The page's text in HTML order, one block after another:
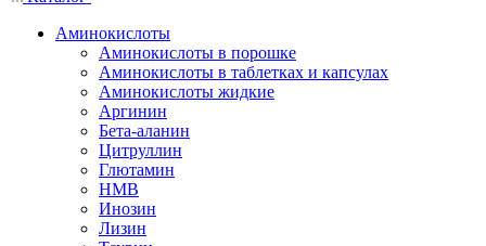
Аминокислоты
Аминокислоты в порошке
Аминокислоты в таблетках и капсулах
Аминокислоты жидкие
Аргинин
Бета-аланин
Цитруллин
Глютамин
HMB
Инозин
Лизин